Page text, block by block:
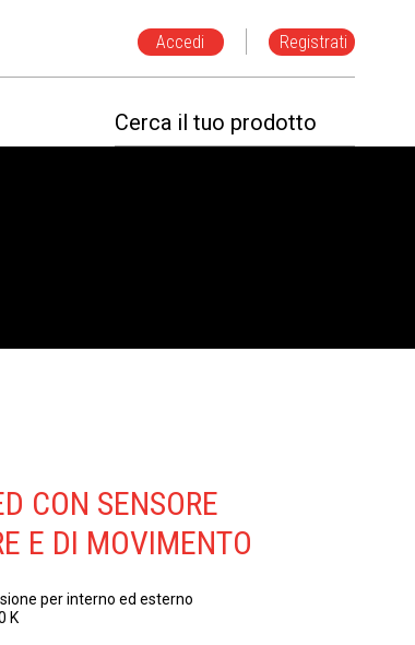
Registrati
Accedi
CON SENSORE
E DI MOVIMENTO
per interno ed esterno
K